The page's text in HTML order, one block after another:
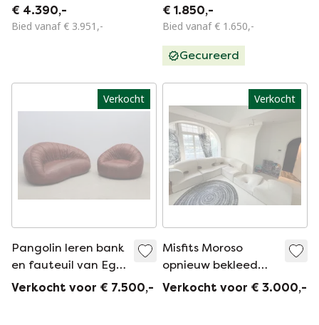
Ekstrøm voor Varier
Stokke, Noorwegen
€ 4.390,-
Bied vanaf € 3.951,-
"F572" Fauteuil
€ 1.850,-
Bied vanaf € 1.650,-
Gecureerd
Verkocht
Pangolin leren bank
en fauteuil van Egg
Designs
Verkocht voor € 7.500,-
Verkocht
Misfits Moroso
opnieuw bekleed
met wit
Verkocht voor € 3.000,-